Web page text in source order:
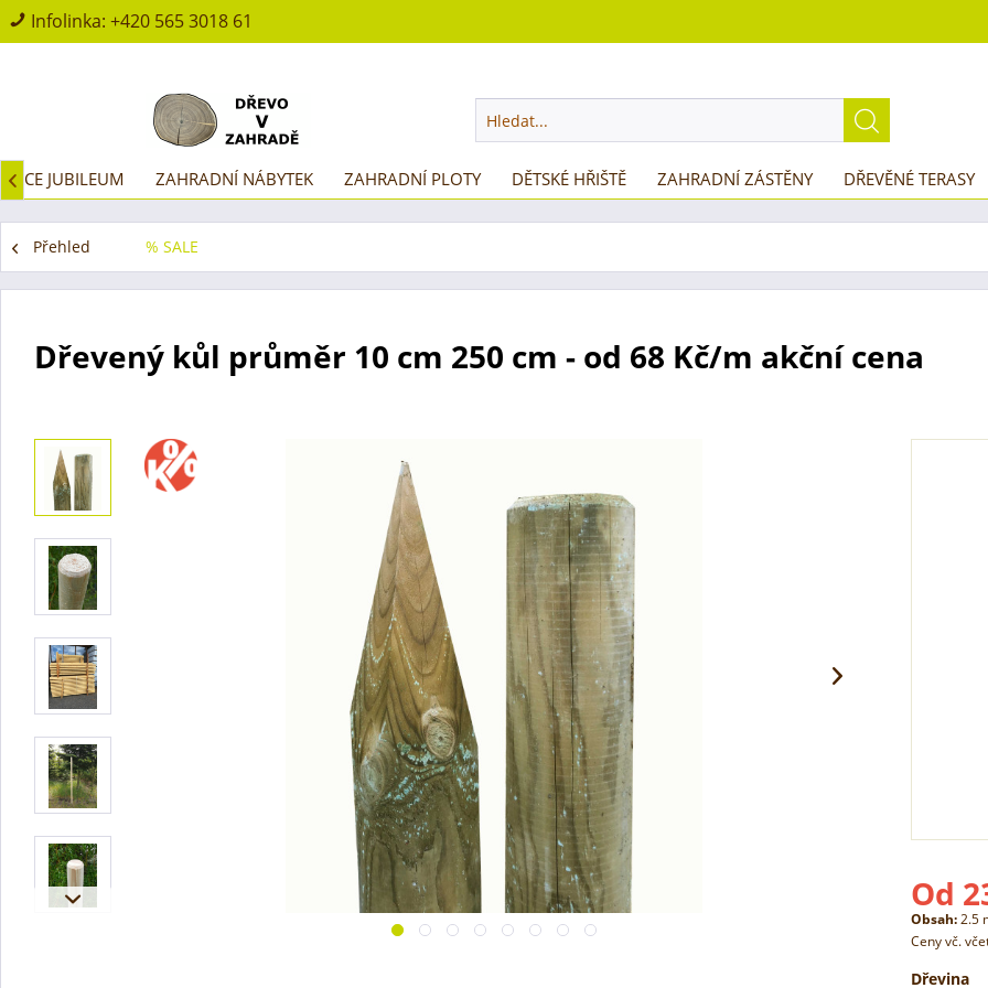
Infolinka: +420 565 3018 61
AKCE JUBILEUM ZAHRADNÍ NÁBYTEK ZAHRADNÍ PLOTY DĚTSKÉ HŘIŠTĚ ZAHRADNÍ ZÁSTĚNY DŘEVĚNÉ TERASY

Přehled % SALE
Dřevený kůl průměr 10 cm 250 cm - od 68 Kč/m akční cena
Od
Obsah:2.5
Ceny vč.
Dřevina